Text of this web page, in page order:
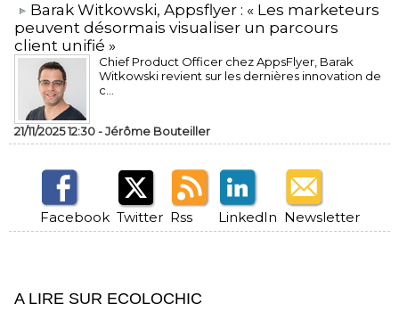
​Barak Witkowski, Appsflyer : « Les marketeurs
peuvent désormais visualiser un parcours
client unifié »
Chief Product Officer chez AppsFlyer, ​Barak
Witkowski revient sur les dernières innovation de
c...
21/11/2025 12:30 -Jérôme Bouteiller
Facebook Twitter Rss LinkedIn Newsletter
A LIRE SUR ECOLOCHIC